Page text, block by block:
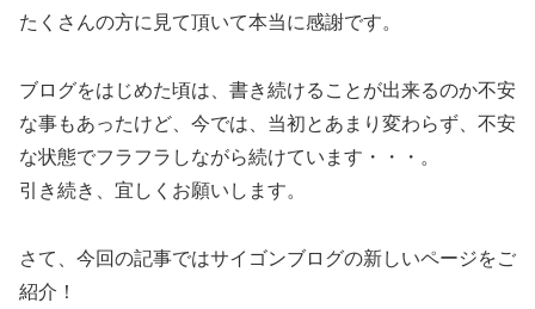
たくさんの方に見て頂いて本当に感謝です。
ブログをはじめた頃は、書き続けることが出来るのか不安
な事もあったけど、今では、当初とあまり変わらず、不安
な状態でフラフラしながら続けています・・・。
引き続き、宜しくお願いします。
さて、今回の記事ではサイゴンブログの新しいページをご
紹介！